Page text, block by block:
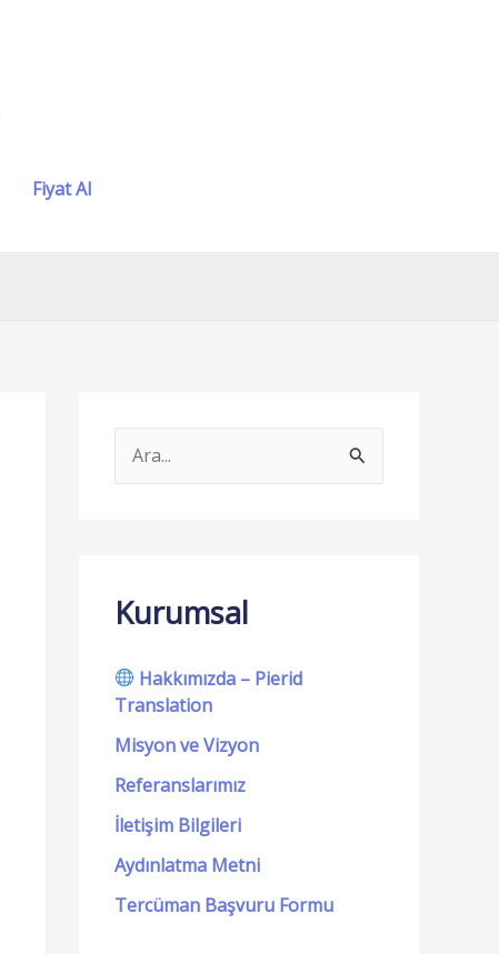
Fiyat Al
c
f
o
r
:
Kurumsal
Hakkımızda – Pierid
Translation
Misyon ve Vizyon
Referanslarımız
İletişim Bilgileri
Aydınlatma Metni
Tercüman Başvuru Formu